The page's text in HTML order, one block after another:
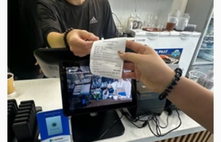
cáo
phân
tích
(-)